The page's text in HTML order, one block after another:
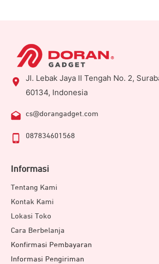
Jl. Lebak Jaya II Tengah No. 2,
60134, Indonesia
cs@dorangadget.com
087834601568
Informasi
Tentang Kami
Kontak Kami
Lokasi Toko
Cara Berbelanja
Konfirmasi Pembayaran
Informasi Pengiriman